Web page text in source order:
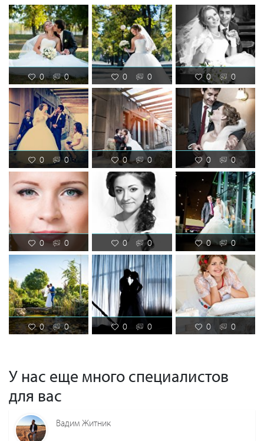
0 0 0 0 0 0
0 0 0 0 0 0
0 0 0 0 0 0
0 0 0 0 0 0
У нас еще много специалистов
для вас
Вадим Житник